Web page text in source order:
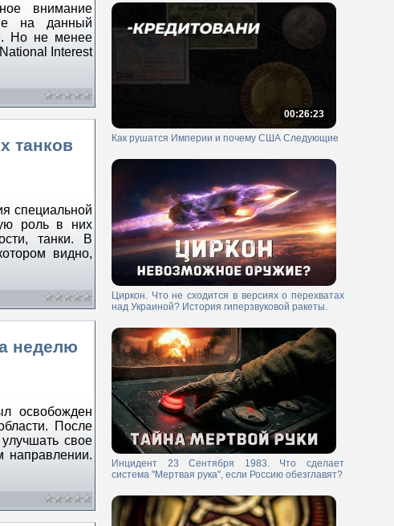
внимание
на данный
Но не менее
Interest
танков
специальной
роль в них
танки. В
видно,
неделю
освобожден
После
свое
направлении.
00:26:23
Как рушатся Империи и почему США Следующие
Циркон. Что не сходится в версиях о перехватах
над Украиной? История гиперзвуковой ракеты.
Инцидент 23 Сентября 1983. Что сделает
система "Мертвая рука", если Россию обезглавят?